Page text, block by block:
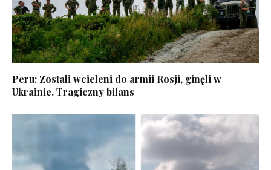
Peru: Zostali wcieleni do armii Rosji, ginęli w
Ukrainie. Tragiczny bilans